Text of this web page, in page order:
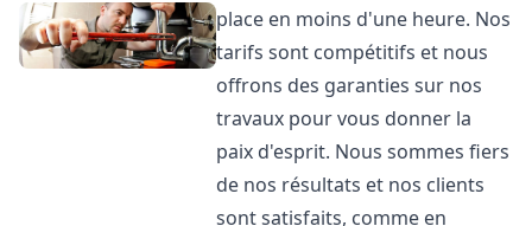
place en moins d'une heure. Nos
tarifs sont compétitifs et nous
offrons des garanties sur nos
travaux pour vous donner la
paix d'esprit. Nous sommes fiers
de nos résultats et nos clients
sont satisfaits, comme en